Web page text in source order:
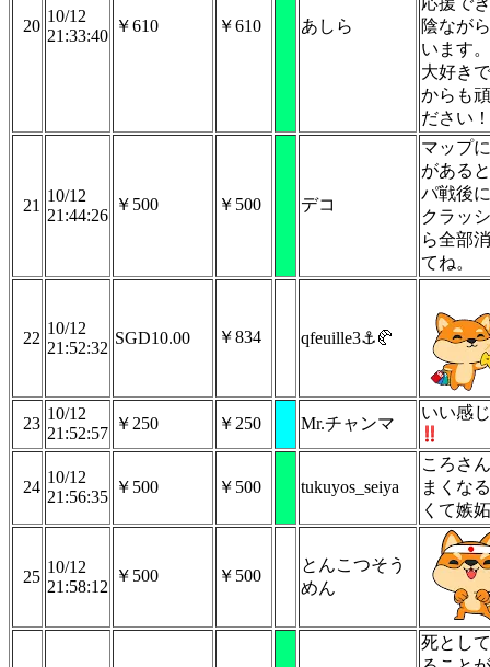
20
10/12
21:33:40
￥610 ￥610 あしら
陰なが
います
大好き
からも
ださい！
21
10/12
21:44:26
￥500 ￥500 デコ
マップ
がある
パ戦後
クラッ
ら全部
てね。
22
10/12
21:52:32
SGD10.00 ￥834 qfeuille3⚓🥐
23
10/12
21:52:57
￥250 ￥250 Mr.チャンマ
いい感
24
10/12
21:56:35
￥500 ￥500 tukuyos_seiya
ころさ
まくな
くて嫉
25
10/12
21:58:12
￥500 ￥500
とんこつそう
めん
死とし